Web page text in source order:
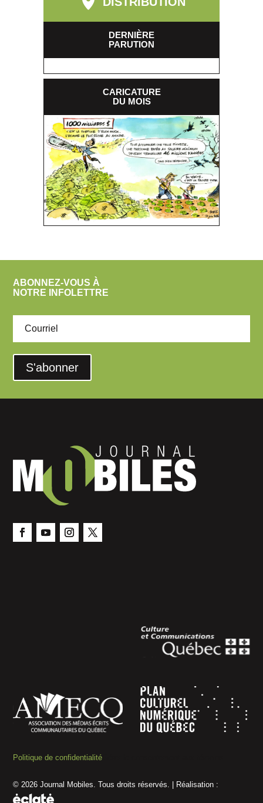
DERNIÈRE
PARUTION
CARICATURE
DU MOIS
ABONNEZ-VOUS À
NOTRE INFOLETTRE
S'abonner
Politique de confidentialité
© 2026 Journal Mobiles. Tous droits réservés. | Réalisation :